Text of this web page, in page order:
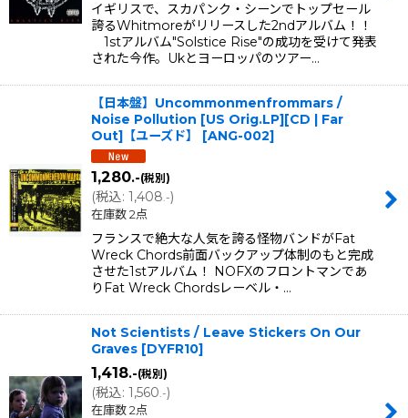
イギリスで、スカパンク・シーンでトップセール
誇るWhitmoreがリリースした2ndアルバム！！
1stアルバム"Solstice Rise"の成功を受けて発表
された今作。Ukとヨーロッパのツアー…
【日本盤】Uncommonmenfrommars /
Noise Pollution [US Orig.LP][CD | Far
Out]【ユーズド】
[ANG-002]
1,280.-(税別)
(税込: 1,408 .-)
在庫数 2点
フランスで絶大な人気を誇る怪物バンドがFat
Wreck Chords前面バックアップ体制のもと完成
させた1stアルバム！ NOFXのフロントマンであ
りFat Wreck Chordsレーベル・…
Not Scientists / Leave Stickers On Our
Graves [DYFR10]
1,418.-(税別)
(税込: 1,560 .-)
在庫数 2点